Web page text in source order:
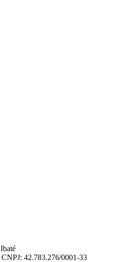
Ibaté
CNPJ: 42.783.276/0001-33